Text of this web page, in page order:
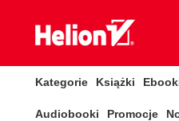
Kategorie Książki
Audiobooki Promocje